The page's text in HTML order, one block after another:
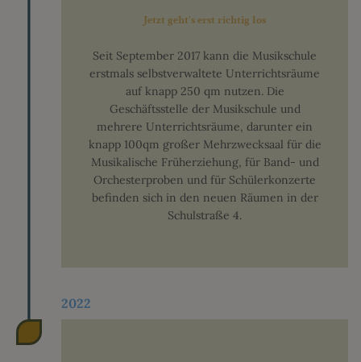
Jetzt geht's erst richtig los
Seit September 2017 kann die Musikschule
erstmals selbstverwaltete Unterrichtsräume
auf knapp 250 qm nutzen. Die
Geschäftsstelle der Musikschule und
mehrere Unterrichtsräume, darunter ein
knapp 100qm großer Mehrzwecksaal für die
Musikalische Früherziehung, für Band- und
Orchesterproben und für Schülerkonzerte
befinden sich in den neuen Räumen in der
Schulstraße 4.
2022